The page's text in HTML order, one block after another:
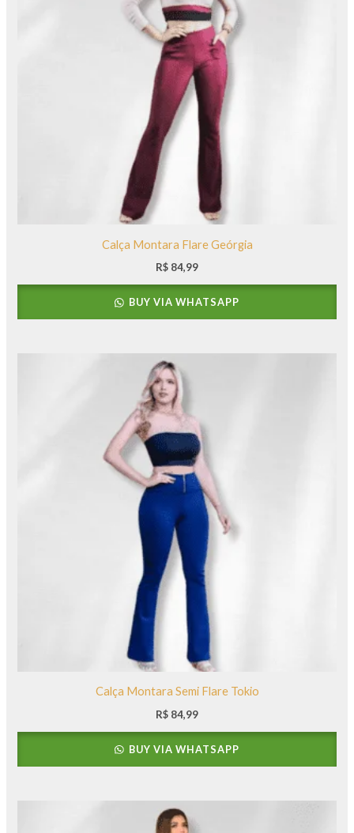
Calça Montara Flare Geórgia
R$ 84,99
BUY VIA WHATSAPP
Calça Montara Semi Flare Tokio
R$ 84,99
BUY VIA WHATSAPP